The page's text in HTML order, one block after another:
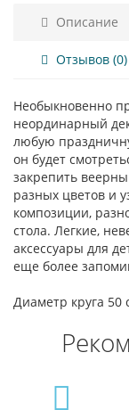
Описание
Отзывов (0)
Необыкновенно
неординарный
любую
он будет
закрепить
разных цветов и
композиции,
стола. Легкие,
аксессуары для
еще более
Диаметр круга 50